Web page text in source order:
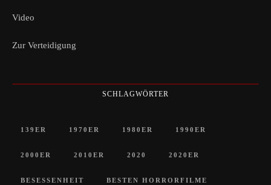
Video
Zur Verteidigung
SCHLAGWÖRTER
139ER 1970ER 1980ER 1990ER
2000ER 2010ER 2020 2020ER
BESESSENHEIT BESTEN HORRORFILME